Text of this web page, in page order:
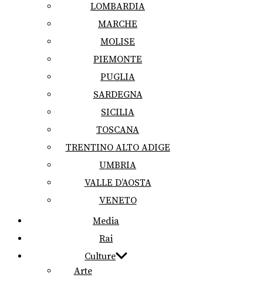
LOMBARDIA
MARCHE
MOLISE
PIEMONTE
PUGLIA
SARDEGNA
SICILIA
TOSCANA
TRENTINO ALTO ADIGE
UMBRIA
VALLE D’AOSTA
VENETO
Media
Rai
Culture
Arte